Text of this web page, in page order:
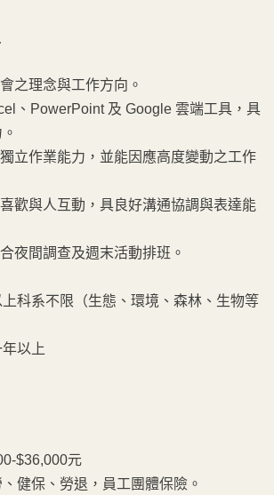
之理念與工作方向。
、PowerPoint 及 Google 雲端工具，具
立作業能力，並能因應高度變動之工作
歡與人互動，具良好溝通協調與表達能
夜間調查及週末活動排班。
科系不限（生態、環境、森林、生物等
以上
$36,000元
健保、勞退，員工團體保險。